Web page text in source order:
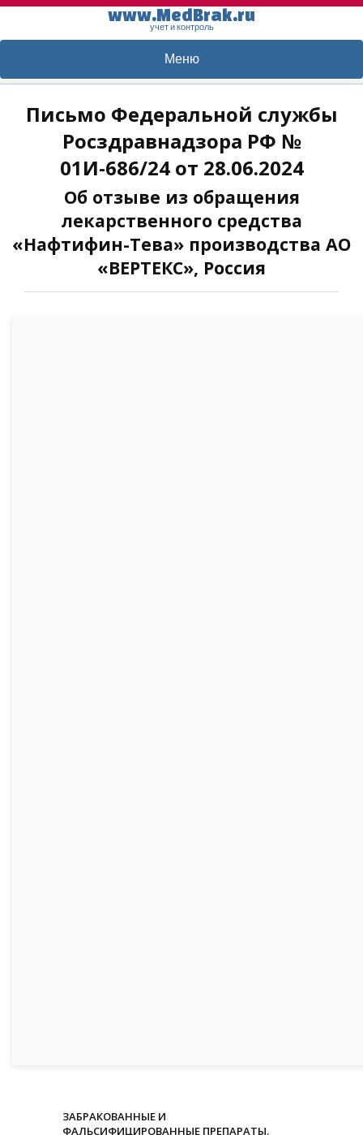
www.MedBrak.ru
учет и контроль
Меню
Письмо Федеральной службы
Росздравнадзора РФ №
01И-686/24 от 28.06.2024
Об отзыве из обращения
лекарственного средства
«Нафтифин-Тева» производства АО
«ВЕРТЕКС», Россия
ЗАБРАКОВАННЫЕ И
ФАЛЬСИФИЦИРОВАННЫЕ ПРЕПАРАТЫ.